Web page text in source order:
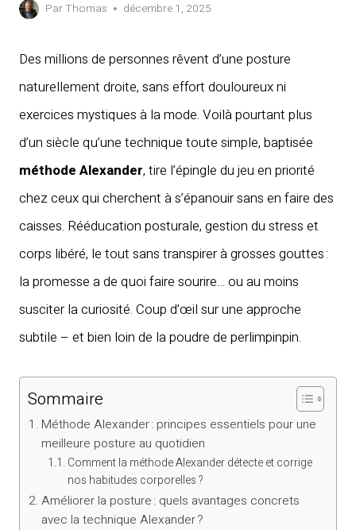
Par Thomas décembre 1, 2025
Des millions de personnes rêvent d’une posture
naturellement droite, sans effort douloureux ni
exercices mystiques à la mode. Voilà pourtant plus
d’un siècle qu’une technique toute simple, baptisée
méthode Alexander, tire l’épingle du jeu en priorité
chez ceux qui cherchent à s’épanouir sans en faire des
caisses. Rééducation posturale, gestion du stress et
corps libéré, le tout sans transpirer à grosses gouttes :
la promesse a de quoi faire sourire… ou au moins
susciter la curiosité. Coup d’œil sur une approche
subtile – et bien loin de la poudre de perlimpinpin.
Sommaire
Méthode Alexander : principes essentiels pour une
meilleure posture au quotidien
Comment la méthode Alexander détecte et corrige
nos habitudes corporelles ?
Améliorer la posture : quels avantages concrets
avec la technique Alexander ?